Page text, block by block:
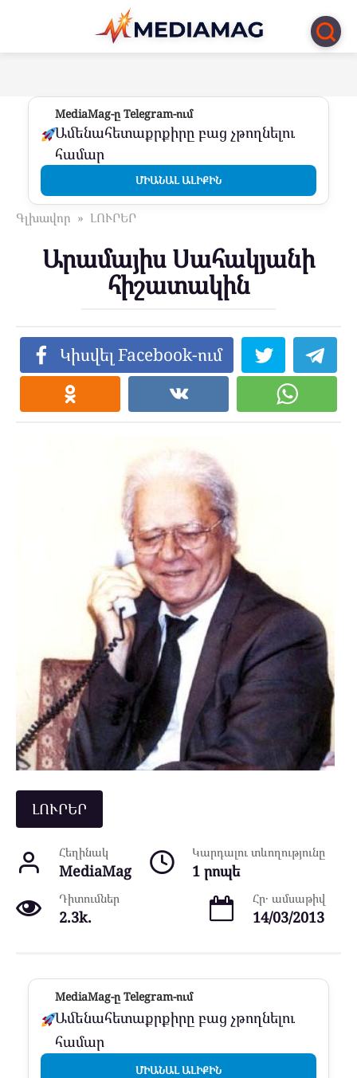
Перейти
контенту
MediaMag-ը Telegram-ում
Ամենահետաքրքիրը բաց չթողնելու
համար
ՄԻԱՆԱԼ ԱԼԻՔԻՆ
Գլխավոր » ԼՈՒՐԵՐ
Արամայիս Սահակյանի
հիշատակին
Կիսվել Facebook-ում
ԼՈՒՐԵՐ
Հեղինակ
MediaMag
Կարդալու տևողությունը
1 րոպե
Դիտումներ
2.3k.
Հր․ ամսաթիվ
14/03/2013
MediaMag-ը Telegram-ում
Ամենահետաքրքիրը բաց չթողնելու
համար
ՄԻԱՆԱԼ ԱԼԻՔԻՆ